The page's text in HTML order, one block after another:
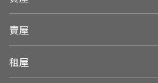
賣屋
租屋